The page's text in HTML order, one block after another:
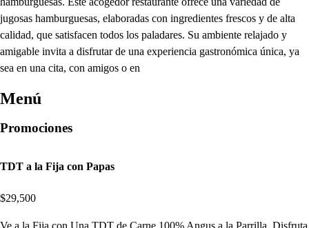
jugosas hamburguesas, elaboradas con ingredientes frescos y de alta
calidad, que satisfacen todos los paladares. Su ambiente relajado y
amigable invita a disfrutar de una experiencia gastronómica única, ya
sea en una cita, con amigos o en
Menú
Promociones
TDT a la Fija con Papas
$29,500
Ve a la Fija con Una TDT de Carne 100% Angus a la Parrilla. Disfruta